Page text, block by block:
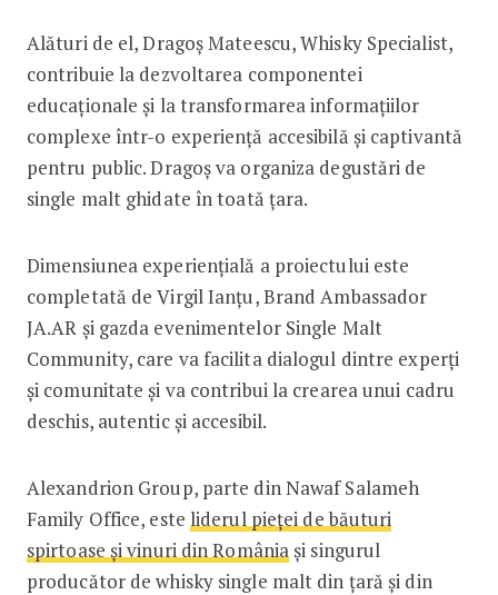
Alături de el, Dragoș Mateescu, Whisky Specialist,
contribuie la dezvoltarea componentei
educaționale și la transformarea informațiilor
complexe într-o experiență accesibilă și captivantă
pentru public. Dragoș va organiza degustări de
single malt ghidate în toată țara.
Dimensiunea experiențială a proiectului este
completată de Virgil Ianțu, Brand Ambassador
JA.AR și gazda evenimentelor Single Malt
Community, care va facilita dialogul dintre experți
și comunitate și va contribui la crearea unui cadru
deschis, autentic și accesibil.
Alexandrion Group, parte din Nawaf Salameh
Family Office, este liderul pieței de băuturi
spirtoase și vinuri din Româniași singurul
producător de whisky single malt din țară și din